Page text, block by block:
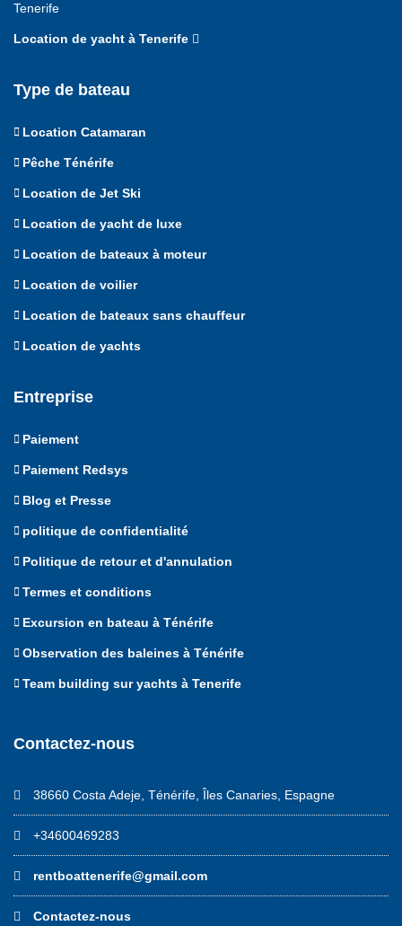
Tenerife
Location de yacht à Tenerife
Type de bateau
Location Catamaran
Pêche Ténérife
Location de Jet Ski
Location de yacht de luxe
Location de bateaux à moteur
Location de voilier
Location de bateaux sans chauffeur
Location de yachts
Entreprise
Paiement
Paiement Redsys
Blog et Presse
politique de confidentialité
Politique de retour et d'annulation
Termes et conditions
Excursion en bateau à Ténérife
Observation des baleines à Ténérife
Team building sur yachts à Tenerife
Contactez-nous
38660 Costa Adeje, Ténérife, Îles Canaries, Espagne
+34600469283
rentboattenerife@gmail.com
Contactez-nous